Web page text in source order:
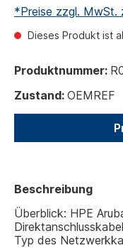
*Preise zzgl. MwSt.
Dieses Produkt ist
Produktnummer:
Zustand: OEMREF
Beschreibung
Überblick: HPE
Typ des